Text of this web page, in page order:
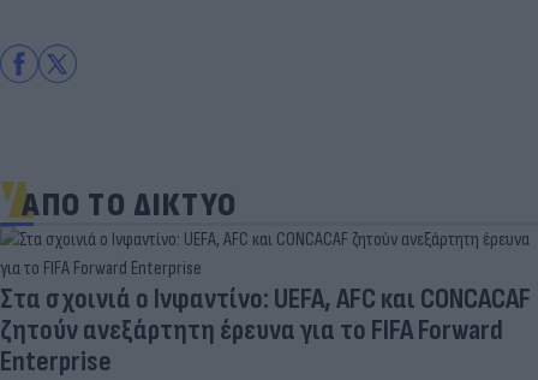
ΑΠΟ ΤΟ ΔΙΚΤΥΟ
Στα σχοινιά ο Ινφαντίνο: UEFA, AFC και CONCACAF
ζητούν ανεξάρτητη έρευνα για το FIFA Forward
Enterprise